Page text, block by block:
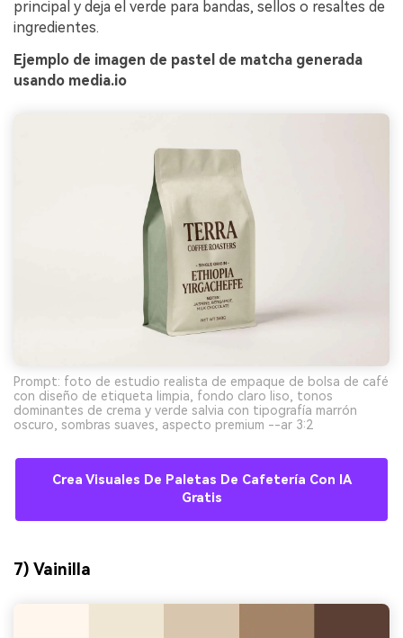
principal y deja el verde para bandas, sellos o resaltes de
ingredientes.
Ejemplo de imagen de pastel de matcha generada
usando media.io
Prompt: foto de estudio realista de empaque de bolsa de café
con diseño de etiqueta limpia, fondo claro liso, tonos
dominantes de crema y verde salvia con tipografía marrón
oscuro, sombras suaves, aspecto premium --ar 3:2
Crea Visuales De Paletas De Cafetería Con IA
Gratis
7) Vainilla